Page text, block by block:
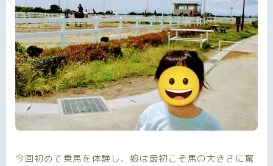
今回初めて乗馬を体験し、娘は最初こそ馬の大きさに驚